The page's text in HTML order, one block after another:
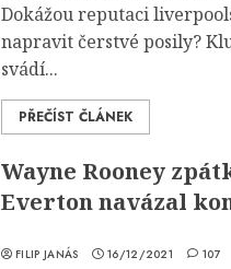
Dokážou reputaci
napravit čerstvé posily?
svádí...
PŘEČÍST ČLÁNEK
Wayne Rooney
Everton navázal
FILIP JANÁS 16/12/2021 107